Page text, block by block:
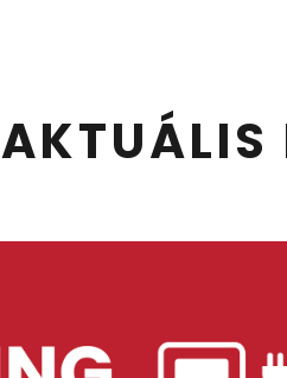
AKTUÁLIS